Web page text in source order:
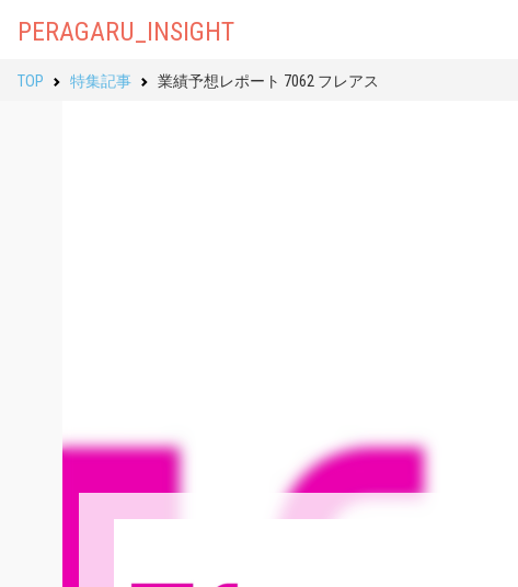
PERAGARU_INSIGHT
TOP 特集記事 業績予想レポート 7062 フレアス